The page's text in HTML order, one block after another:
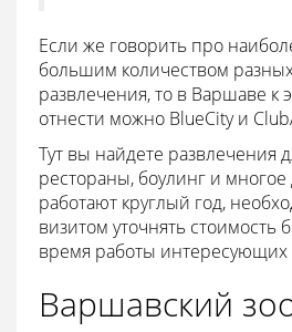
Если же говорить про
большим количеством
развлечения, то в Варшаве к
отнести можно BlueCity и
Тут вы найдете развлечения
рестораны, боулинг и многое
работают круглый год,
визитом уточнять стоимость
время работы интересующих
Варшавский